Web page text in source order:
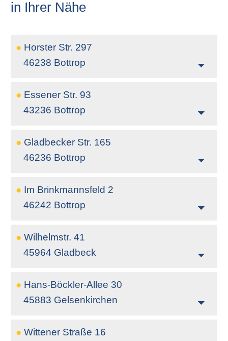
in Ihrer Nähe
● Horster Str. 297
46238 Bottrop
● Essener Str. 93
43236 Bottrop
● Gladbecker Str. 165
46236 Bottrop
● Im Brinkmannsfeld 2
46242 Bottrop
● Wilhelmstr. 41
45964 Gladbeck
● Hans-Böckler-Allee 30
45883 Gelsenkirchen
● Wittener Straße 16